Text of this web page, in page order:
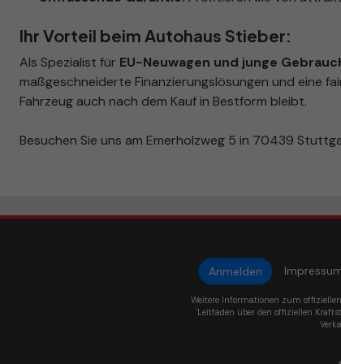
Ihr Vorteil beim Autohaus Stieber:
Als Spezialist für EU-Neuwagen und junge
maßgeschneiderte Finanzierungslösungen und eine
Fahrzeug auch nach dem Kauf in Bestform bleibt.
Besuchen Sie uns am Emerholzweg 5 in 70439
Anmelden
Weitere Informationen zum
'Leitfaden über den offiziellen